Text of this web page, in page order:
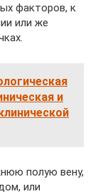
факторов, к
или же
и
полую вену,
или